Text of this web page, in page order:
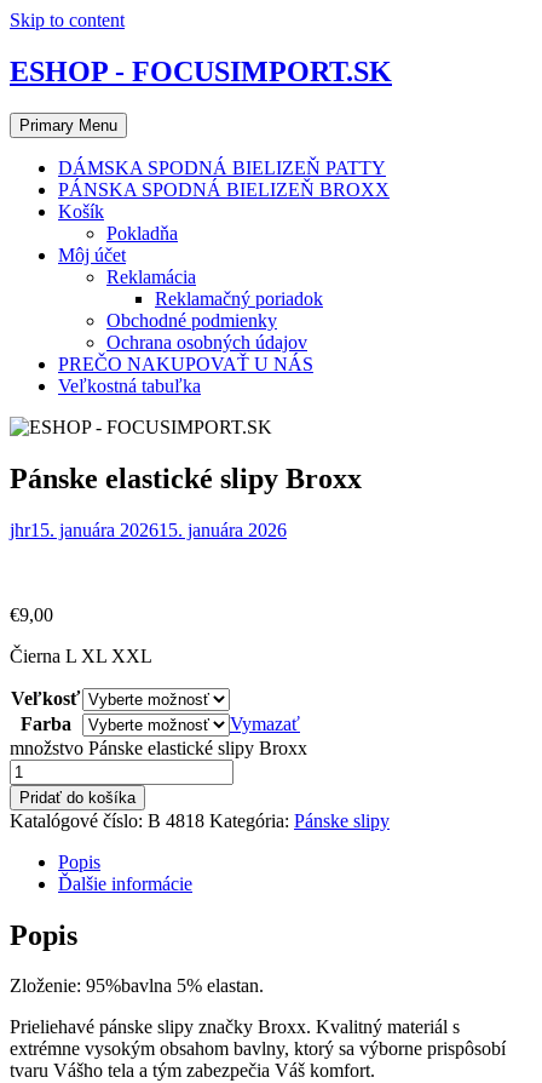
Skip to content
ESHOP - FOCUSIMPORT.SK
Primary Menu
DÁMSKA SPODNÁ BIELIZEŇ PATTY
PÁNSKA SPODNÁ BIELIZEŇ BROXX
Košík
Pokladňa
Môj účet
Reklamácia
Reklamačný poriadok
Obchodné podmienky
Ochrana osobných údajov
PREČO NAKUPOVAŤ U NÁS
Veľkostná tabuľka
Pánske elastické slipy Broxx
jhr15. januára 202615. januára 2026
€9,00
Čierna L XL XXL
Veľkosť
Farba
Vymazať
množstvo Pánske elastické slipy Broxx
Pridať do košíka
Katalógové číslo: B 4818 Kategória: Pánske slipy
Popis
Ďalšie informácie
Popis
Zloženie: 95%bavlna 5% elastan.
Prieliehavé pánske slipy značky Broxx. Kvalitný materiál s
extrémne vysokým obsahom bavlny, ktorý sa výborne prispôsobí
tvaru Vášho tela a tým zabezpečia Váš komfort.